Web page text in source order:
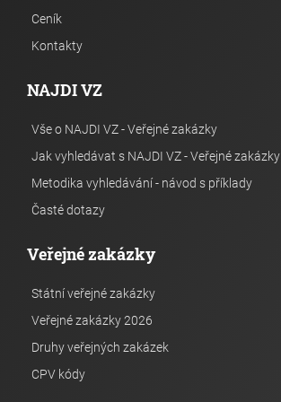
Ceník
Kontakty
NAJDI VZ
Vše o NAJDI VZ - Veřejné zakázky
Jak vyhledávat s NAJDI VZ - Veřejné zakázky
Metodika vyhledávání - návod s příklady
Časté dotazy
Veřejné zakázky
Státní veřejné zakázky
Veřejné zakázky 2026
Druhy veřejných zakázek
CPV kódy